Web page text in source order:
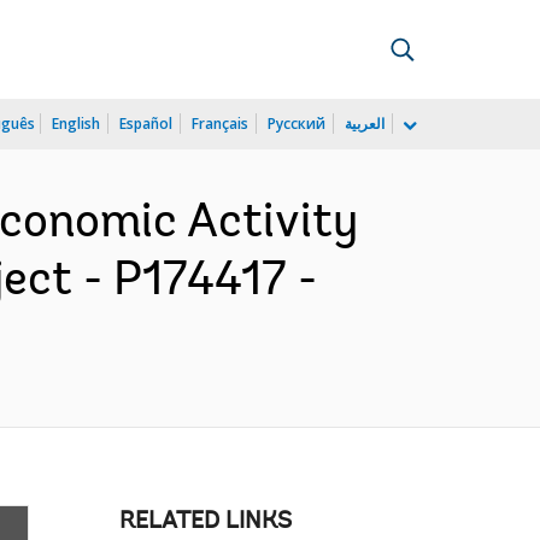
English Español Français Русский العربية
Activity
- P174417 -
RELATED LINKS